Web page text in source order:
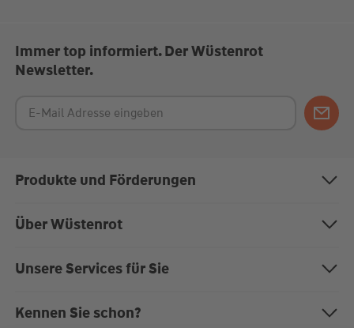
Immer top informiert. Der Wüstenrot
Newsletter.
Produkte und Förderungen
Bausparen
Modernisierung
Über Wüstenrot
Über uns
Unsere Services für Sie
Magazin "Mein EigenHeim"
Kennen Sie schon?